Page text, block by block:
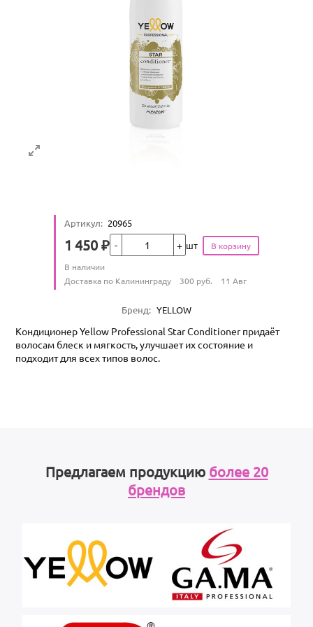
Артикул: 20965
Цена
1 450 ₽Кол-во шт
Количество
В наличии
Условия доставки
Доставка по Калининграду 300 руб. 11 Авг
Характеристики
Бренд: YELLOW
Кондиционер Yellow Professional Star Conditioner придаёт
волосам блеск и мягкость, улучшает их состояние и
подходит для всех типов волос.
Предлагаем продукцию более 20
брендов